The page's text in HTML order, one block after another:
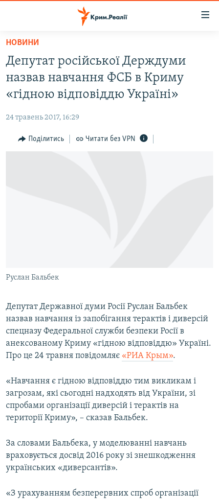
Перейти
основного
матеріалу
Перейти
до
основної
навігації
Перейти
до
ВОДА.КРИМ
ВІДЕО ТА ФОТО
БЛОГИ
ПОГЛЯД
ІНФОГРАФІКА
ДОЛУЧАЙСЯ!
Усі сайти RFE/RL
НОВИНИ
Депутат російської Держдуми
назвав навчання ФСБ в Криму
«гідною відповіддю Україні»
24 травень 2017, 16:29
Поділитись Читати без VPN
Руслан Бальбек
Депутат Державної думи Росії Руслан Бальбек
назвав навчання із запобігання терактів і диверсій
спецназу Федеральної служби безпеки Росії в
анексованому Криму «гідною відповіддю» Україні.
Про це 24 травня повідомляє «РИА Крым».
«Навчання є гідною відповіддю тим викликам і
загрозам, які сьогодні надходять від України, зі
спробами організації диверсій і терактів на
території Криму», – сказав Бальбек.
За словами Бальбека, у моделюванні навчань
враховується досвід 2016 року зі знешкодження
українських «диверсантів».
«З урахуванням безперервних спроб організації